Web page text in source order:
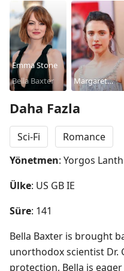
Emma Stone
Bella Baxter
Margaret
Daha Fazla
Sci-Fi
Romance
Yönetmen: Yorgos
Ülke: US GB IE
Süre: 141
Bella Baxter is brought
unorthodox scientist Dr.
protection, Bella is